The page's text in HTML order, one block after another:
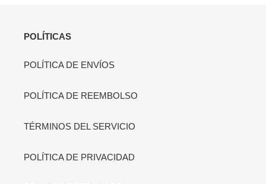
POLÍTICAS
POLÍTICA DE ENVÍOS
POLÍTICA DE REEMBOLSO
TÉRMINOS DEL SERVICIO
POLÍTICA DE PRIVACIDAD